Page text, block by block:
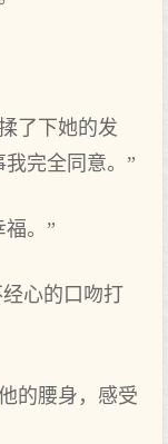
了下她的发
完全同意。”
。”
心的口吻打
的腰身，感受